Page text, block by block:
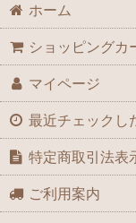
ホーム
ショッピングカ
マイページ
最近チェックし
特定商取引法表
ご利用案内